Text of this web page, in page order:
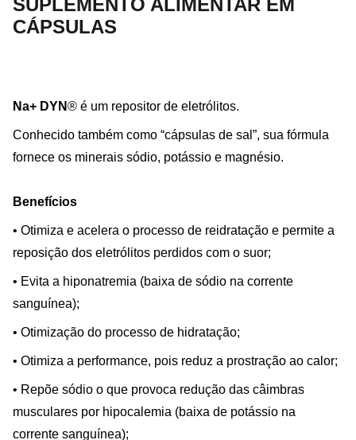
SUPLEMENTO ALIMENTAR EM
CÁPSULAS
Na+ DYN® é um repositor de eletrólitos.
Conhecido também como “cápsulas de sal”, sua fórmula
fornece os minerais sódio, potássio e magnésio.
Benefícios
• Otimiza e acelera o processo de reidratação e permite a
reposição dos eletrólitos perdidos com o suor;
• Evita a hiponatremia (baixa de sódio na corrente
sanguínea);
• Otimização do processo de hidratação;
• Otimiza a performance, pois reduz a prostração ao calor;
• Repõe sódio o que provoca redução das câimbras
musculares por hipocalemia (baixa de potássio na
corrente sanguínea);